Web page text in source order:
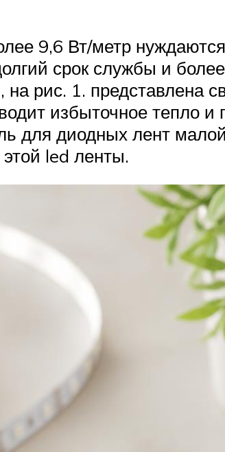
9,6 Вт/метр
срок службы и
рис. 1. представлена
избыточное тепло и
для диодных лент
led ленты.